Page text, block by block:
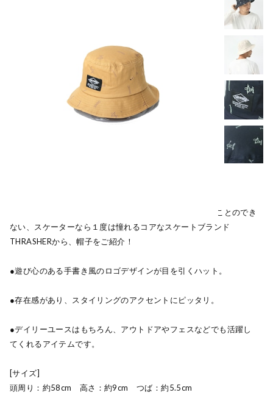
80年代から今現在までのスケートシーンにおいて欠かすことのでき
ない、スケーターなら１度は憧れるコアなスケートブランド
THRASHERから、帽子をご紹介！
●遊び心のある手書き風のロゴデザインが目を引くハット。
●存在感があり、スタイリングのアクセントにピッタリ。
●デイリーユースはもちろん、アウトドアやフェスなどでも活躍し
てくれるアイテムです。
[サイズ]
頭周り：約58cm 高さ：約9cm つば：約5.5cm